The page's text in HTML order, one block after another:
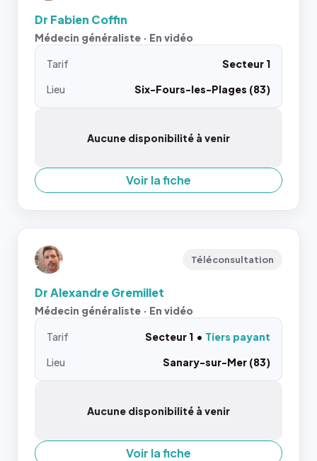
Dr Fabien Coffin
Médecin généraliste · En vidéo
Tarif
Secteur 1
Lieu
Six-Fours-les-Plages (83)
Aucune disponibilité à venir
Voir la fiche
Téléconsultation
Dr Alexandre Gremillet
Médecin généraliste · En vidéo
Tarif Secteur 1
Tiers payant
Lieu
Sanary-sur-Mer (83)
Aucune disponibilité à venir
Voir la fiche